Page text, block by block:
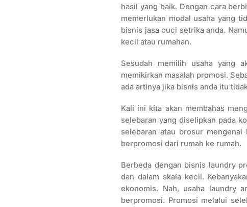
hasil yang baik. Dengan cara
memerlukan modal usaha yang
bisnis jasa cuci setrika anda.
kecil atau rumahan.
Sesudah memilih usaha yang
memikirkan masalah promosi.
ada artinya jika bisnis anda itu
Kali ini kita akan membahas
selebaran yang diselipkan pada
selebaran atau brosur
berpromosi dari rumah ke rumah.
Berbeda dengan bisnis laundry
dan dalam skala kecil.
ekonomis. Nah, usaha laundry
berpromosi. Promosi melalui